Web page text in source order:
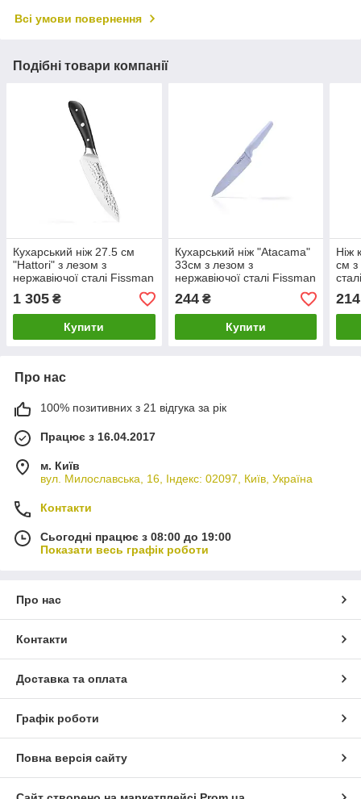
Всі умови повернення
Подібні товари компанії
Кухарський ніж 27.5 см
"Hattori" з лезом з
нержавіючої сталі Fissman
1 305 ₴
Купити
Кухарський ніж "Atacama"
33см з лезом з
нержавіючої сталі Fissman
244₴
Купити
Ніж
см з
214
Про нас
100% позитивних з 21 відгука за рік
Працює з 16.04.2017
м. Київ
вул. Милославська, 16, Індекс: 02097, Київ, Україна
Контакти
Сьогодні працює з 08:00 до 19:00
Показати весь графік роботи
Про нас
Контакти
Доставка та оплата
Графік роботи
Повна версія сайту